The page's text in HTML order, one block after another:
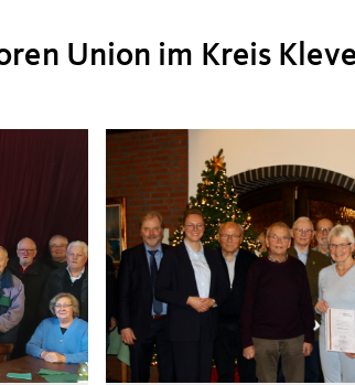
Union im Kreis Kleve